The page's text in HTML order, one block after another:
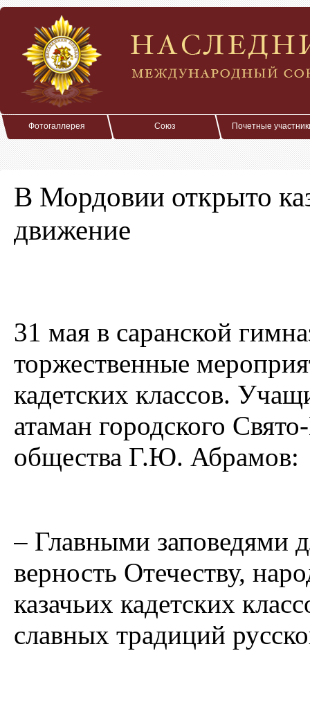
Фотогаллерея Союз Почетные
В Мордовии открыто
движение
31 мая в саранской
торжественные
кадетских классов.
атаман городского
общества Г.Ю. Абрамов:
– Главными заповедями
верность Отечеству,
казачьих кадетских
славных традиций